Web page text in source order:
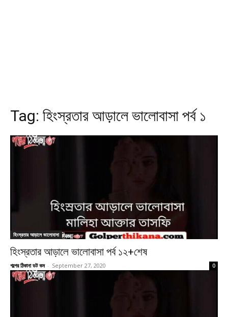
Tag: হিংস্রতার আড়ালে ভালোবাসা পর্ব ১
হিংস্রতার আড়ালে ভালোবাসা
হিংস্রতার আড়ালে ভালোবাসা পর্ব ১২+শেষ
গল্পের ঠিকানা ডট কম - September 27, 2020 0